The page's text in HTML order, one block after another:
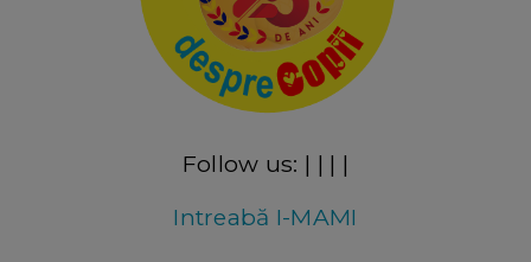
Follow us: | | | |
Intreabă I-MAMI